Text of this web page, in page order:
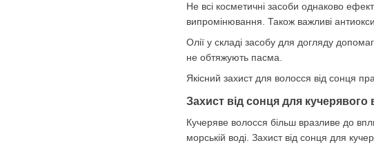
Не всі косметичні засоби однаково
випромінювання. Також важливі
Олії у складі засобу для догляду
не обтяжують пасма.
Якісний захист для волосся від сонця
Захист від сонця для
Кучеряве волосся більш вразливе до
морській воді. Захист від сонця для